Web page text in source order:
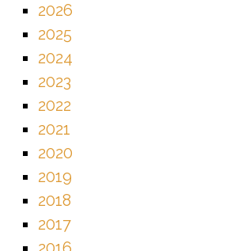
2026
2025
2024
2023
2022
2021
2020
2019
2018
2017